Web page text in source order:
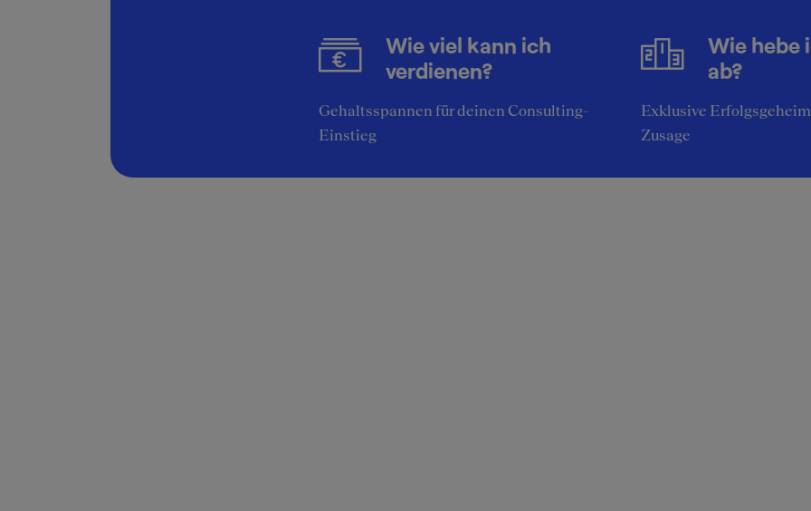
Wie viel kann ich
verdienen?
Gehaltsspannen für deinen Consulting-
Einstieg
Wie hebe
ab?
Exklusive
Zusage